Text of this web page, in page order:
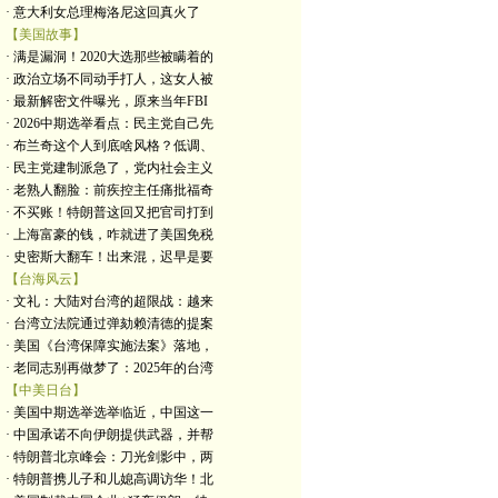
· 意大利女总理梅洛尼这回真火了
【美国故事】
· 满是漏洞！2020大选那些被瞒着的
· 政治立场不同动手打人，这女人被
· 最新解密文件曝光，原来当年FBI
· 2026中期选举看点：民主党自己先
· 布兰奇这个人到底啥风格？低调、
· 民主党建制派急了，党内社会主义
· 老熟人翻脸：前疾控主任痛批福奇
· 不买账！特朗普这回又把官司打到
· 上海富豪的钱，咋就进了美国免税
· 史密斯大翻车！出来混，迟早是要
【台海风云】
· 文礼：大陆对台湾的超限战：越来
· 台湾立法院通过弹劾赖清德的提案
· 美国《台湾保障实施法案》落地，
· 老同志别再做梦了：2025年的台湾
【中美日台】
· 美国中期选举选举临近，中国这一
· 中国承诺不向伊朗提供武器，并帮
· 特朗普北京峰会：刀光剑影中，两
· 特朗普携儿子和儿媳高调访华！北